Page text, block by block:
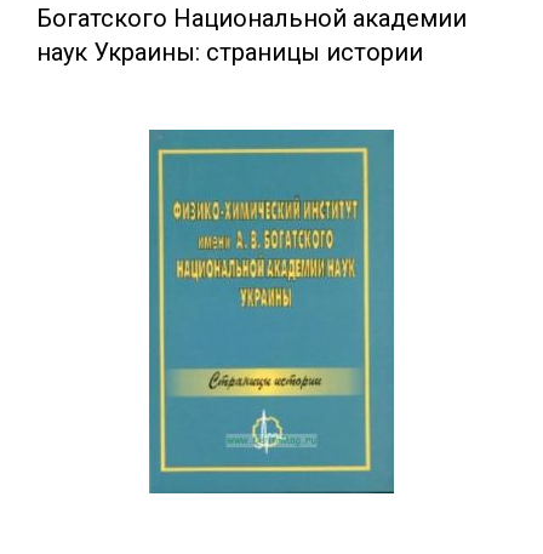
Богатского Национальной академии
наук Украины: страницы истории